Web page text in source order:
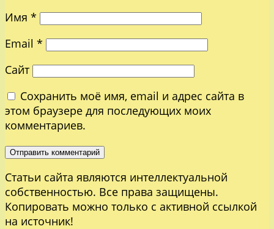
Имя *
Email *
Сайт
Сохранить моё имя, email и адрес сайта в
этом браузере для последующих моих
комментариев.
Статьи сайта являются интеллектуальной
собственностью. Все права защищены.
Копировать можно только с активной ссылкой
на источник!